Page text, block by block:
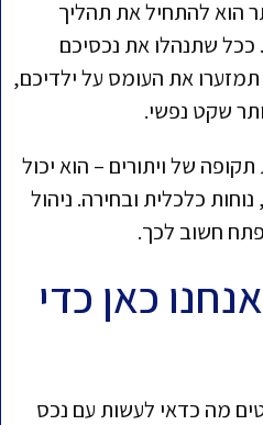
הוא להתחיל את תהליך
שתנהלו את נכסיכם
את העומס על ילדיכם,
שקט נפשי.
של ויתורים – הוא יכול
כלכלית ובחירה. ניהול
חשוב לכך.
כאן כדי
מה כדאי לעשות עם נכס